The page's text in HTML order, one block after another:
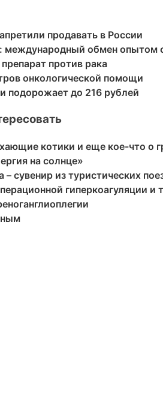
продавать в России
международный обмен опытом
против рака
онкологической помощи
подорожает до 216 рублей
котики и еще кое-что о
на солнце»
сувенир из туристических
гиперкоагуляции